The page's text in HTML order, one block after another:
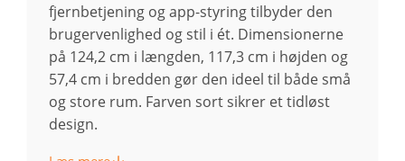
fjernbetjening og app-styring tilbyder den
brugervenlighed og stil i ét. Dimensionerne
på 124,2 cm i længden, 117,3 cm i højden og
57,4 cm i bredden gør den ideel til både små
og store rum. Farven sort sikrer et tidløst
design.